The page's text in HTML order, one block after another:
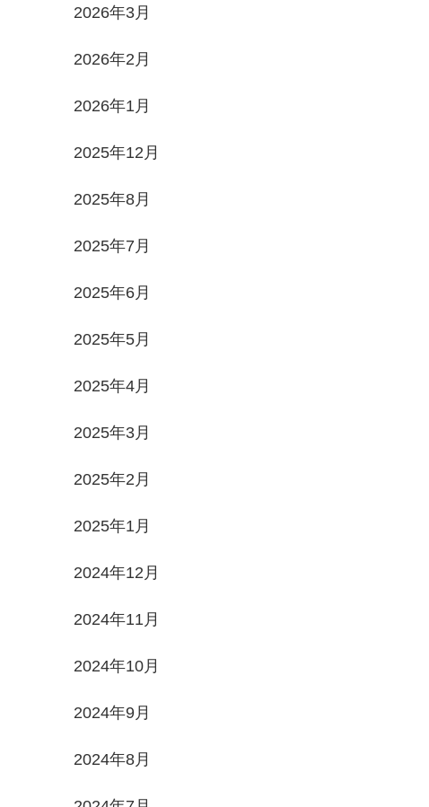
2026年3月
2026年2月
2026年1月
2025年12月
2025年8月
2025年7月
2025年6月
2025年5月
2025年4月
2025年3月
2025年2月
2025年1月
2024年12月
2024年11月
2024年10月
2024年9月
2024年8月